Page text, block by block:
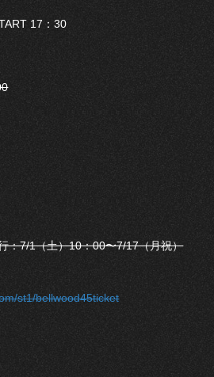
17：30
：7/1（土）10：00〜7/17（月祝）
st1/bellwood45ticket